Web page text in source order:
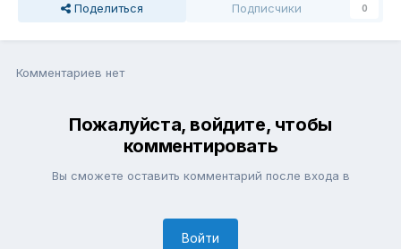
Поделиться Подписчики 0
Комментариев нет
Пожалуйста, войдите, чтобы
комментировать
Вы сможете оставить комментарий после входа в
Войти